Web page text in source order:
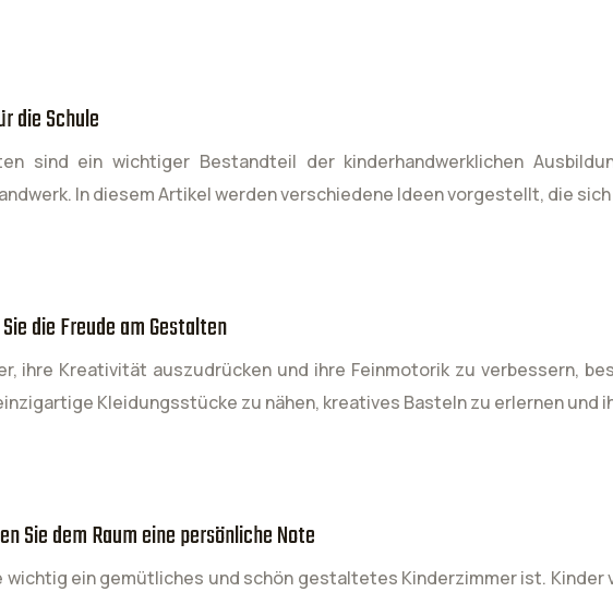
die Schule
sind ein wichtiger Bestandteil der kinderhandwerklichen
In diesem Artikel werden verschiedene Ideen vorgestellt, die
die Freude am Gestalten
ihre Kreativität auszudrücken und ihre Feinmotorik zu verbessern,
Kleidungsstücke zu nähen, kreatives Basteln zu erlernen und
Sie dem Raum eine persönliche Note
wichtig ein gemütliches und schön gestaltetes Kinderzimmer ist.